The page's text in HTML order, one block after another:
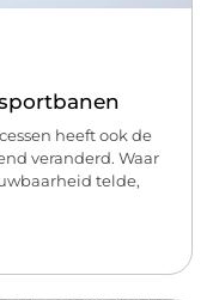
heeft ook de
veranderd. Waar
telde,